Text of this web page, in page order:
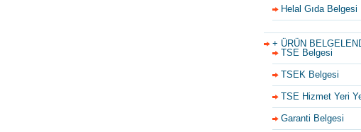
Helal Gıda Belgesi
+ ÜRÜN
TSE Belgesi
TSEK Belgesi
TSE Hizmet Yeri
Garanti Belgesi